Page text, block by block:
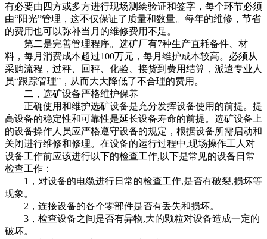
有必要由四方或多方进行现场测绘验证和签字，每个环节必须
由“阳光”管理，这不仅保证了质量和数量。每年的维修，节省
的费用也可以弥补当月的维修费用不足。
第二是完善管理程序。选矿厂有7种生产直耗备件、材
料，每月消费成本超过100万元，每月维护成本较高。必须从
采购流程，过秤、回秤、化验、接货到费用结算，派遣专业人
员“跟踪管理”，从而大大降低了不合理的费用。
二，选矿设备严格维护保养
正确使用和维护选矿设备是充分发挥设备使用的前提。提
高设备的稳定性和可靠性是延长设备寿命的前提。选矿设备上
的设备操作人员应严格遵守设备的规定，根据设备所需启动和
关闭进行维修和修理。在设备的运行过程中,现场操作工人对
设备工作前应该进行以下的检查工作,以下是常见的设备日常
检查工作：
1，对设备的电缆进行日常的检查工作,是否有破裂,损坏等
现象。
2，连接设备的各个零部件是否有丢失和损坏。
3，检查设备之间是否有异物,大的颗粒对设备造成一定的
破坏。